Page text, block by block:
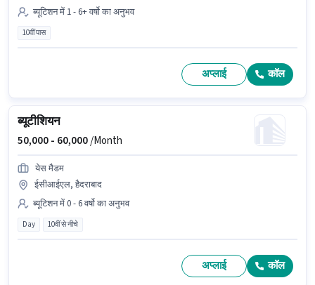
ब्यूटिशन में 1 - 6+ वर्षो का अनुभव
10वीं पास
अप्लाई कॉल
ब्यूटीशियन
50,000 - 60,000/Month
येस मैडम
ईसीआईएल, हैदराबाद
ब्यूटिशन में 0 - 6 वर्षो का अनुभव
Day 10वीं से नीचे
अप्लाई कॉल